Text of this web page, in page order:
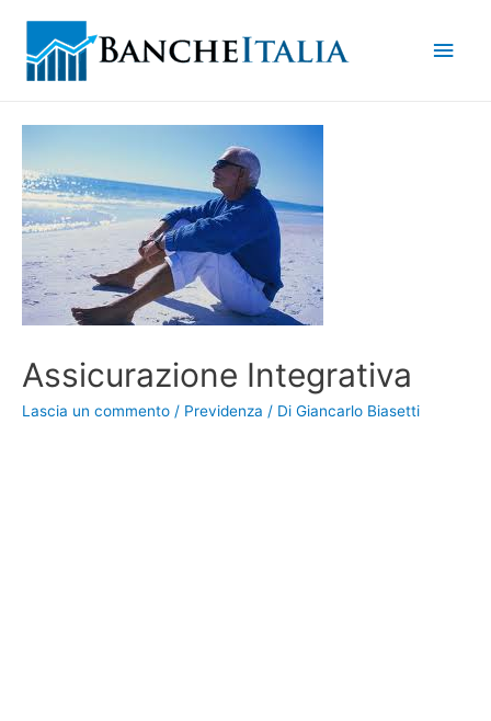
Assicurazione Integrativa
Lascia un commento / Previdenza / Di Giancarlo Biasetti